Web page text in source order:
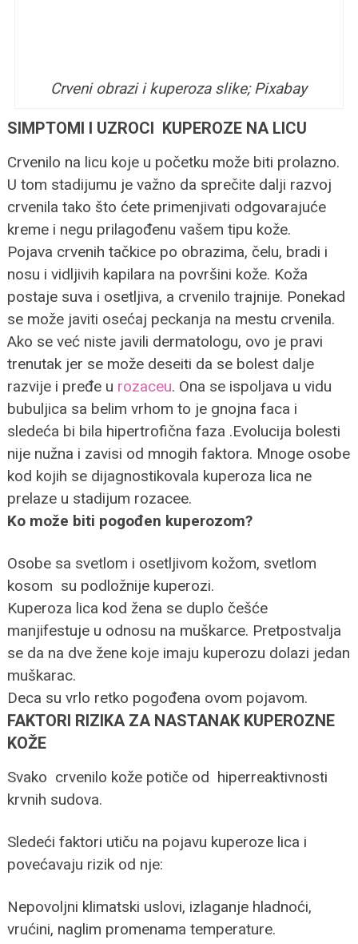
Crveni obrazi i kuperoza slike; Pixabay
SIMPTOMI I UZROCI KUPEROZE NA LICU
Crvenilo na licu koje u početku može biti prolazno.
U tom stadijumu je važno da sprečite dalji razvoj
crvenila tako što ćete primenjivati odgovarajuće
kreme i negu prilagođenu vašem tipu kože.
Pojava crvenih tačkice po obrazima, čelu, bradi i
nosu i vidljivih kapilara na površini kože. Koža
postaje suva i osetljiva, a crvenilo trajnije. Ponekad
se može javiti osećaj peckanja na mestu crvenila.
Ako se već niste javili dermatologu, ovo je pravi
trenutak jer se može deseiti da se bolest dalje
razvije i pređe u rozaceu. Ona se ispoljava u vidu
bubuljica sa belim vrhom to je gnojna faca i
sledeća bi bila hipertrofična faza .Evolucija bolesti
nije nužna i zavisi od mnogih faktora. Mnoge osobe
kod kojih se dijagnostikovala kuperoza lica ne
prelaze u stadijum rozacee.
Ko može biti pogođen kuperozom?
Osobe sa svetlom i osetljivom kožom, svetlom
kosom su podložnije kuperozi.
Kuperoza lica kod žena se duplo češće
manjifestuje u odnosu na muškarce. Pretpostvalja
se da na dve žene koje imaju kuperozu dolazi jedan
muškarac.
Deca su vrlo retko pogođena ovom pojavom.
FAKTORI RIZIKA ZA NASTANAK KUPEROZNE
KOŽE
Svako crvenilo kože potiče od hiperreaktivnosti
krvnih sudova.
Sledeći faktori utiču na pojavu kuperoze lica i
povećavaju rizik od nje:
Nepovoljni klimatski uslovi, izlaganje hladnoći,
vrućini, naglim promenama temperature.